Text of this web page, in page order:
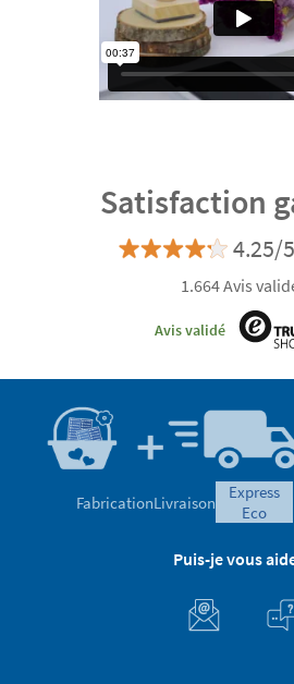
Satisfaction
4.25/
1.664 Avis
Avis validé
FabricationLivraison
express
eco
Puis-je vous